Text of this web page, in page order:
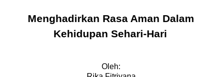
Menghadirkan Rasa Aman Dalam
Kehidupan Sehari-Hari
Oleh: